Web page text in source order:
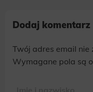
Dodaj komentarz
Twój adres email nie
Wymagane pola są
Alternative: